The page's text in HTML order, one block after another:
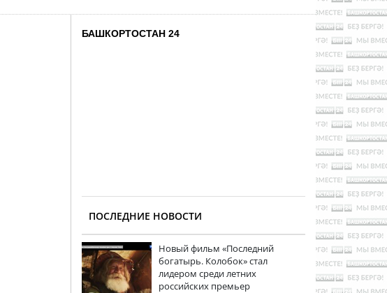
БАШКОРТОСТАН 24
ПОСЛЕДНИЕ НОВОСТИ
Новый фильм «Последний
богатырь. Колобок» стал
лидером среди летних
российских премьер